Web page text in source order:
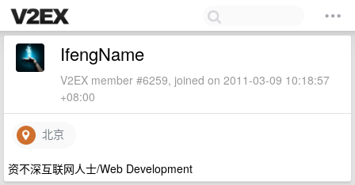
IfengName
V2EX member #6259, joined on 2011-03-09 10:18:57
+08:00
北京
资不深互联网人士/Web Development